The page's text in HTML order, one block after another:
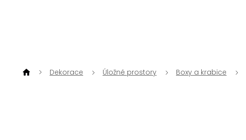
Dekorace Úložné prostory Boxy a krabice